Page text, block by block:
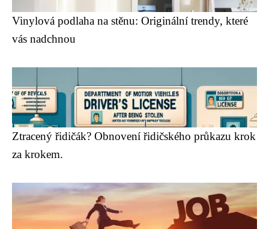
Vinylová podlaha na stěnu: Originální trendy, které
vás nadchnou
Ztracený řidičák? Obnovení řidičského průkazu krok
za krokem.